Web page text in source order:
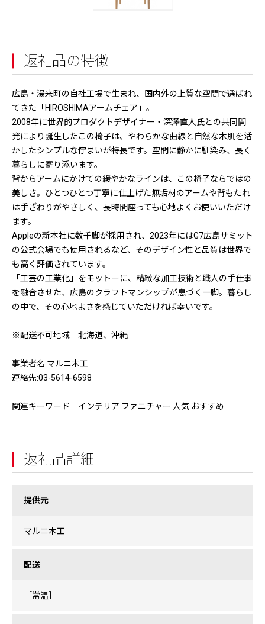
返礼品の特徴
広島・湯来町の自社工場で生まれ、国内外の上質な空間で選ばれ
てきた「HIROSHIMAアームチェア」。
2008年に世界的プロダクトデザイナー・深澤直人氏との共同開
発により誕生したこの椅子は、やわらかな曲線と自然な木肌を活
かしたシンプルな佇まいが特長です。空間に静かに馴染み、長く
暮らしに寄り添います。
背からアームにかけての緩やかなラインは、この椅子ならではの
美しさ。ひとつひとつ丁寧に仕上げた無垢材のアームや背もたれ
は手ざわりがやさしく、長時間座っても心地よくお使いいただけ
ます。
Appleの新本社に数千脚が採用され、2023年にはG7広島サミット
の公式会場でも使用されるなど、そのデザイン性と品質は世界で
も高く評価されています。
「工芸の工業化」をモットーに、精緻な加工技術と職人の手仕事
を融合させた、広島のクラフトマンシップが息づく一脚。暮らし
の中で、その心地よさを感じていただければ幸いです。
※配送不可地域 北海道、沖縄
事業者名:マルニ木工
連絡先:03-5614-6598
関連キーワード インテリア ファニチャー 人気 おすすめ
返礼品詳細
提供元
マルニ木工
配送
［常温］